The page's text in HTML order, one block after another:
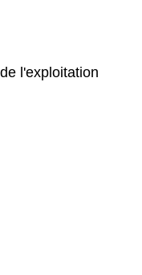
l'exploitation